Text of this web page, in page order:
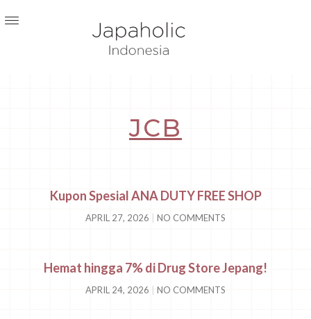
JCB
Kupon Spesial ANA DUTY FREE SHOP
APRIL 27, 2026 NO COMMENTS
Hemat hingga 7% di Drug Store Jepang!
APRIL 24, 2026 NO COMMENTS